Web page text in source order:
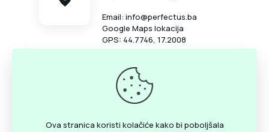
Email: info@perfectus.ba
Google Maps lokacija
GPS: 44.7746, 17.2008
Radno vrijeme
Ponedjeljak - petak
12:00 - 20:00 h
12:00 - 16:00 h
Ova stranica koristi kolačiće kako bi poboljšala